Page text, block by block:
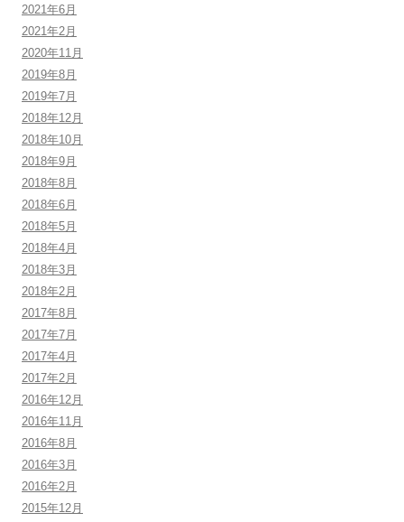
2021年6月
2021年2月
2020年11月
2019年8月
2019年7月
2018年12月
2018年10月
2018年9月
2018年8月
2018年6月
2018年5月
2018年4月
2018年3月
2018年2月
2017年8月
2017年7月
2017年4月
2017年2月
2016年12月
2016年11月
2016年8月
2016年3月
2016年2月
2015年12月